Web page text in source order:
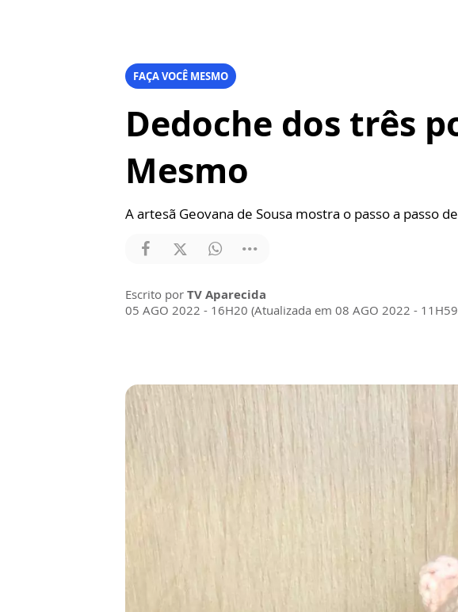
FAÇA VOCÊ MESMO
Dedoche dos três
Mesmo
A artesã Geovana de Sousa mostra o passo a passo
Escrito por TV Aparecida
05 AGO 2022 - 16H20 (Atualizada em 08 AGO 2022 -